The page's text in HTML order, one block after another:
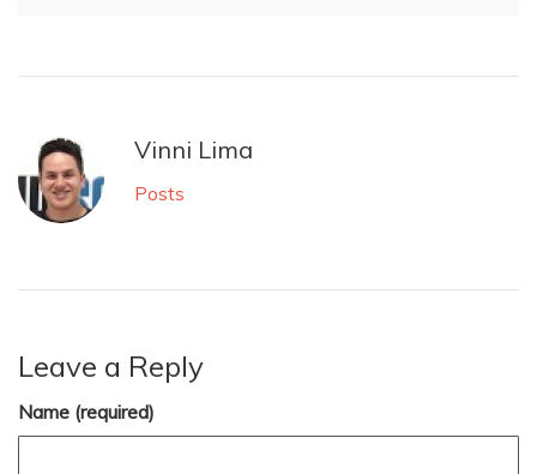
Vinni Lima
Posts
Leave a Reply
Name (required)